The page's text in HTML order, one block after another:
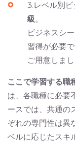
3.レベル別ビ
級。
ビジネスシ
習得が必要
ご用意しまし
ここで学習する職
は、各職種に必要
ースでは、共通の
ぞれの専門性は異
ベルに応じたスキ